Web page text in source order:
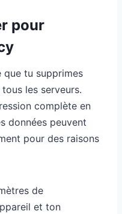
pour
que tu supprimes
les serveurs.
complète en
données peuvent
pour des raisons
de
et ton